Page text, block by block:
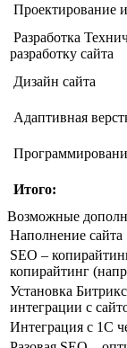
Проектирование
Разработка
разработку сайта
Дизайн сайта
Адаптивная
Итого:
Возможные
Наполнение сайта
SEO –
копирайтинг
Установка
интеграции с
Интеграция с 1С